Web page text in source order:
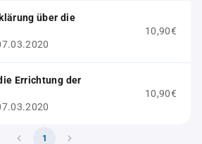
über die
10,90€
Errichtung der
10,90€
1